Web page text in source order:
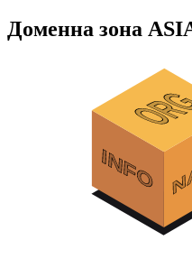
Доменна зона